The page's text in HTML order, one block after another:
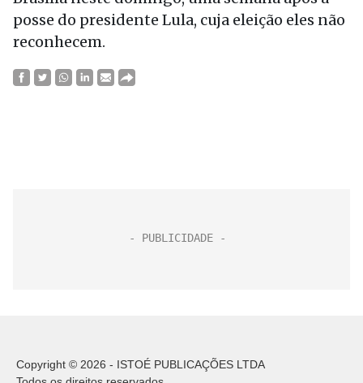
posse do presidente Lula, cuja eleição eles não
reconhecem.
Copyright © 2026 - ISTOÉ PUBLICAÇÕES LTDA